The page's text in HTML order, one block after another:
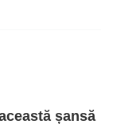
șansă